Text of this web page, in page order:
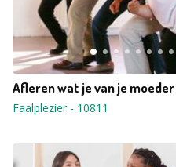
Afleren wat je van je
Faalplezier- 10811